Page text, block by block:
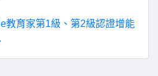
教育家第1級、第2級認證增能